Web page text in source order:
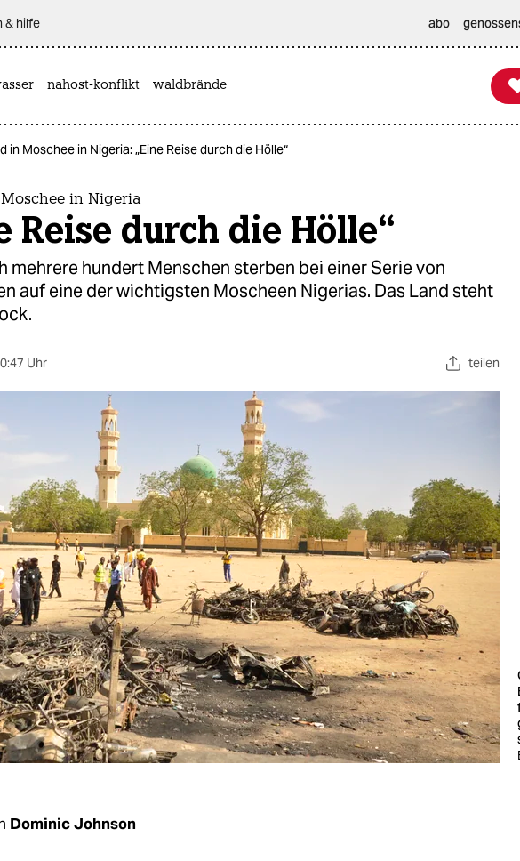
& hilfe abo
nahost-konflikt waldbrände
in Moschee in Nigeria: „Eine Reise durch die Hölle“
in Nigeria
Reise durch die Hölle“
mehrere hundert Menschen sterben bei einer Serie von
auf eine der wichtigsten Moscheen Nigerias. Das Land steht
Uhr teilen
Dominic Johnson